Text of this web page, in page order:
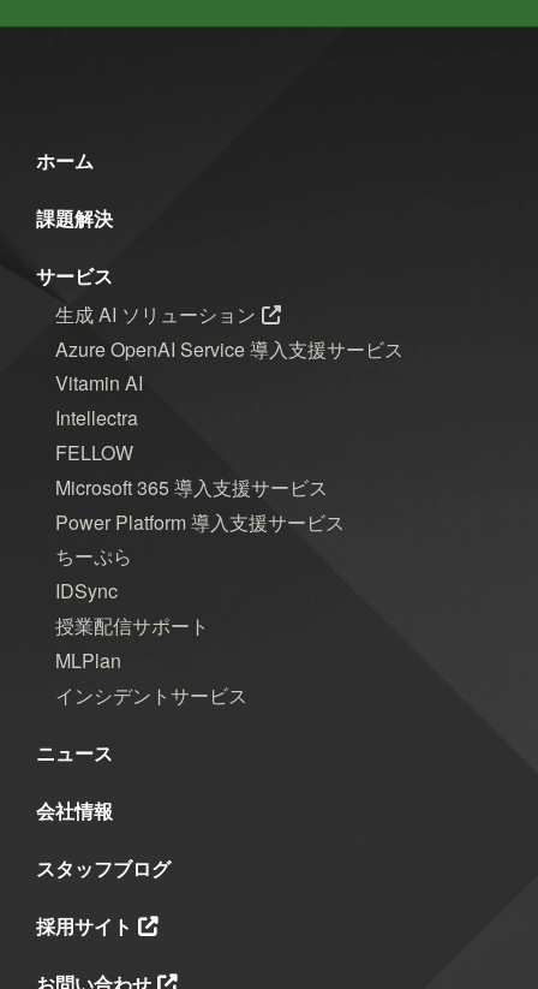
ホーム
課題解決
サービス
生成 AI ソリューション
Azure OpenAI Service 導入支援サービス
Vitamin AI
Intellectra
FELLOW
Microsoft 365 導入支援サービス
Power Platform 導入支援サービス
ちーぷら
IDSync
授業配信サポート
MLPlan
インシデントサービス
ニュース
会社情報
スタッフブログ
採用サイト